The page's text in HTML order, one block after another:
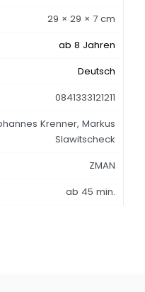
29 × 29 × 7 cm
ab 8 Jahren
Deutsch
0841333121211
Krenner, Markus
Slawitscheck
ZMAN
ab 45 min.